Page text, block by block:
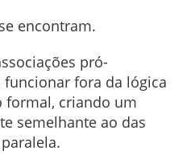
encontram.
pró-
fora da lógica
criando um
semelhante ao das